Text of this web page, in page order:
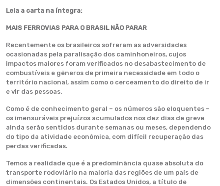
Leia a carta na íntegra:
MAIS FERROVIAS PARA O BRASIL NÃO PARAR
Recentemente os brasileiros sofreram as adversidades
ocasionadas pela paralisação dos caminhoneiros, cujos
impactos maiores foram verificados no desabastecimento de
combustíveis e gêneros de primeira necessidade em todo o
território nacional, assim como o cerceamento do direito de ir
e vir das pessoas.
Como é de conhecimento geral – os números são eloquentes –
os imensuráveis prejuízos acumulados nos dez dias de greve
ainda serão sentidos durante semanas ou meses, dependendo
do tipo da atividade econômica, com difícil recuperação das
perdas verificadas.
Temos a realidade que é a predominância quase absoluta do
transporte rodoviário na maioria das regiões de um país de
dimensões continentais. Os Estados Unidos, a título de